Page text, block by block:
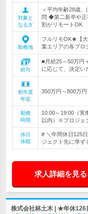
対象と
なる方
＜平均年齢28歳
問 ◆第二新卒や
割がリモートOK
勤務地
フルリモOK★【
葉エリアの各プ
給与
■月給25～50万円
に応じて、決定
初年度
年収
350万円～800万円
勤務
時間
10:00～19:00（
以内）※プロジェ
休日
休暇
# ＼年間休日125
ジェクト先に準
求人詳細を見る
株式会社林土木 | ★年休